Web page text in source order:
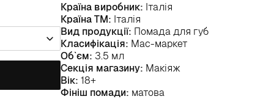
Країна виробник: Італія
Країна ТМ: Італія
Вид продукції: Помада для губ
Класифікація: Мас-маркет
Об`єм: 3.5 мл
Секція магазину: Макіяж
Вік: 18+
Фініш помади: матова